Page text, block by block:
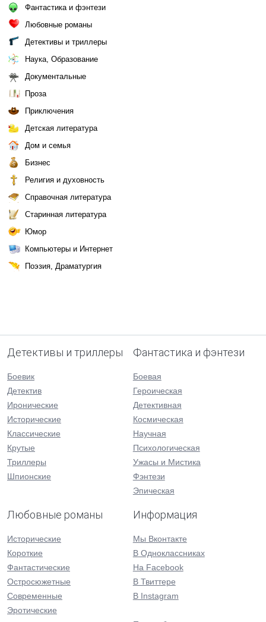
Фантастика и фэнтези
Любовные романы
Детективы и триллеры
Наука, Образование
Документальные
Проза
Приключения
Детская литература
Дом и семья
Бизнес
Религия и духовность
Справочная литература
Старинная литература
Юмор
Компьютеры и Интернет
Поэзия, Драматургия
Детективы и триллеры
Боевик
Детектив
Иронические
Исторические
Классические
Крутые
Триллеры
Шпионские
Фантастика и фэнтези
Боевая
Героическая
Детективная
Космическая
Научная
Психологическая
Ужасы и Мистика
Фэнтези
Эпическая
Любовные романы
Исторические
Короткие
Фантастические
Остросюжетные
Современные
Эротические
Информация
Мы Вконтакте
В Одноклассниках
На Facebook
В Твиттере
В Instagram